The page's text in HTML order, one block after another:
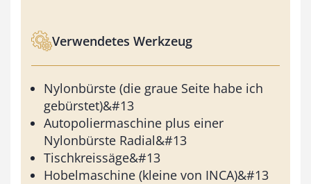
Verwendetes Werkzeug
Nylonbürste (die graue Seite habe ich
gebürstet)&#13
Autopoliermaschine plus einer
Nylonbürste Radial&#13
Tischkreissäge&#13
Hobelmaschine (kleine von INCA)&#13